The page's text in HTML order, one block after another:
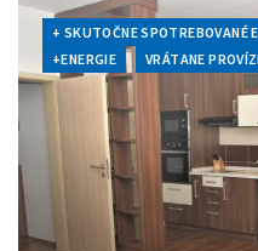
+ SKUTOČNE SPOTREBOVANÉ
+ENERGIE
VRÁTANE